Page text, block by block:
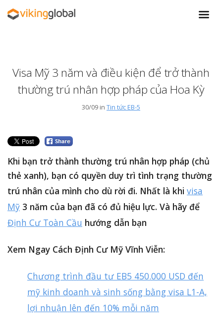
Visa Mỹ 3 năm và điều kiện để trở thành
thường trú nhân hợp pháp của Hoa Kỳ
30/09 in Tin tức EB-5
Khi bạn trở thành thường trú nhân hợp pháp (chủ
thẻ xanh), bạn có quyền duy trì tình trạng thường
trú nhân của mình cho dù rời đi. Nhất là khi visa
Mỹ 3 năm của bạn đã có đủ hiệu lực. Và hãy để
Định Cư Toàn Cầu hướng dẫn bạn
Xem Ngay Cách Định Cư Mỹ Vĩnh Viễn:
Chương trình đầu tư EB5 450.000 USD đến
mỹ kinh doanh và sinh sống bằng visa L1-A,
lợi nhuận lên đến 10% mỗi năm